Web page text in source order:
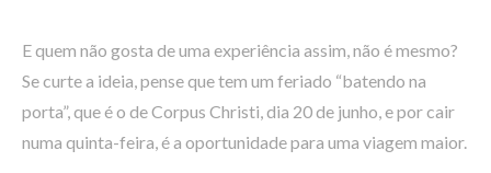
E quem não gosta de uma experiência assim, não é mesmo?
Se curte a ideia, pense que tem um feriado “batendo na
porta”, que é o de Corpus Christi, dia 20 de junho, e por cair
numa quinta-feira, é a oportunidade para uma viagem maior.